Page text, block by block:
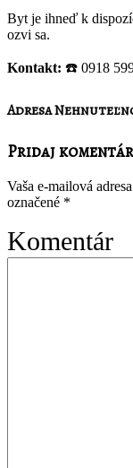
Byt je ihneď k
ozvi sa.
Kontakt: ☎️ 0918
Adresa
Pridaj komentár
Vaša e-mailová
označené *
Komentár